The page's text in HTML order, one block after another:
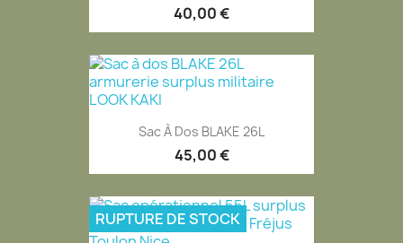
40,00 €
Sac À Dos BLAKE 26L
45,00 €
RUPTURE DE STOCK